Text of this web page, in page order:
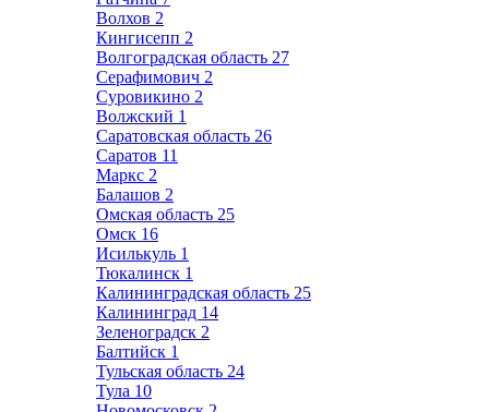
Волхов 2
Кингисепп 2
Волгоградская область 27
Серафимович 2
Суровикино 2
Волжский 1
Саратовская область 26
Саратов 11
Маркс 2
Балашов 2
Омская область 25
Омск 16
Исилькуль 1
Тюкалинск 1
Калининградская область 25
Калининград 14
Зеленоградск 2
Балтийск 1
Тульская область 24
Тула 10